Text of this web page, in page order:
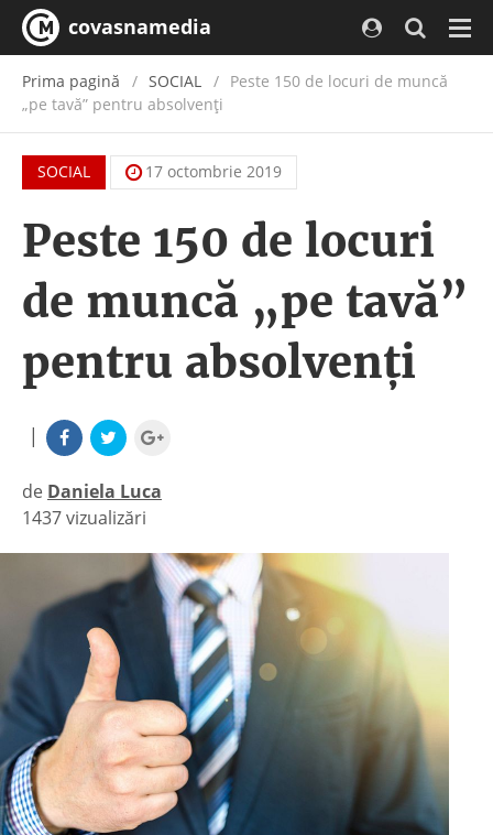
covasnamedia
Prima pagină SOCIAL
Peste 150 de locuri de muncă
„pe tavă” pentru absolvenți
SOCIAL 17 octombrie 2019
Peste 150 de locuri
de muncă „pe tavă”
pentru absolvenți
|
de Daniela Luca
|
1437 vizualizări